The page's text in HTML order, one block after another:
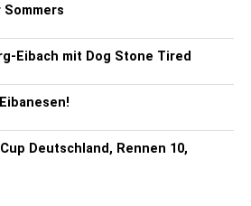
Eibach mit Dog Stone Tired
Deutschland, Rennen 10,